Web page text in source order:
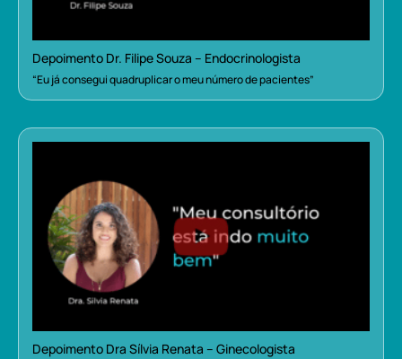
Depoimento Dr. Filipe Souza – Endocrinologista
“Eu já consegui quadruplicar o meu número de pacientes”
Depoimento Dra Sílvia Renata – Ginecologista